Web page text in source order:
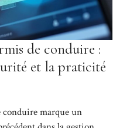
de conduire :
et la praticité
marque un